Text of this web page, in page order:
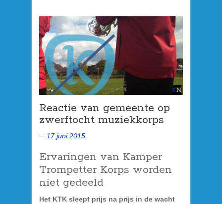
Reactie van gemeente op
zwerftocht muziekkorps
17 juni 2015,
Ervaringen van Kamper
Trompetter Korps worden
niet gedeeld
Het KTK sleept prijs na prijs in de wacht